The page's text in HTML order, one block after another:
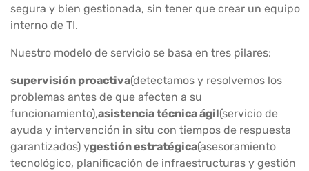
segura y bien gestionada, sin tener que crear un equipo
interno de TI.
Nuestro modelo de servicio se basa en tres pilares:
supervisión proactiva(detectamos y resolvemos los
problemas antes de que afecten a su
funcionamiento),asistencia técnica ágil(servicio de
ayuda y intervención in situ con tiempos de respuesta
garantizados) ygestión estratégica(asesoramiento
tecnológico, planificación de infraestructuras y gestión